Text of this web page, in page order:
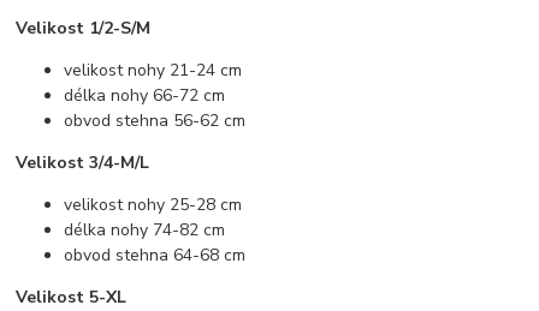
Velikost 1/2-S/M
velikost nohy 21-24 cm
délka nohy 66-72 cm
obvod stehna 56-62 cm
Velikost 3/4-M/L
velikost nohy 25-28 cm
délka nohy 74-82 cm
obvod stehna 64-68 cm
Velikost 5-XL